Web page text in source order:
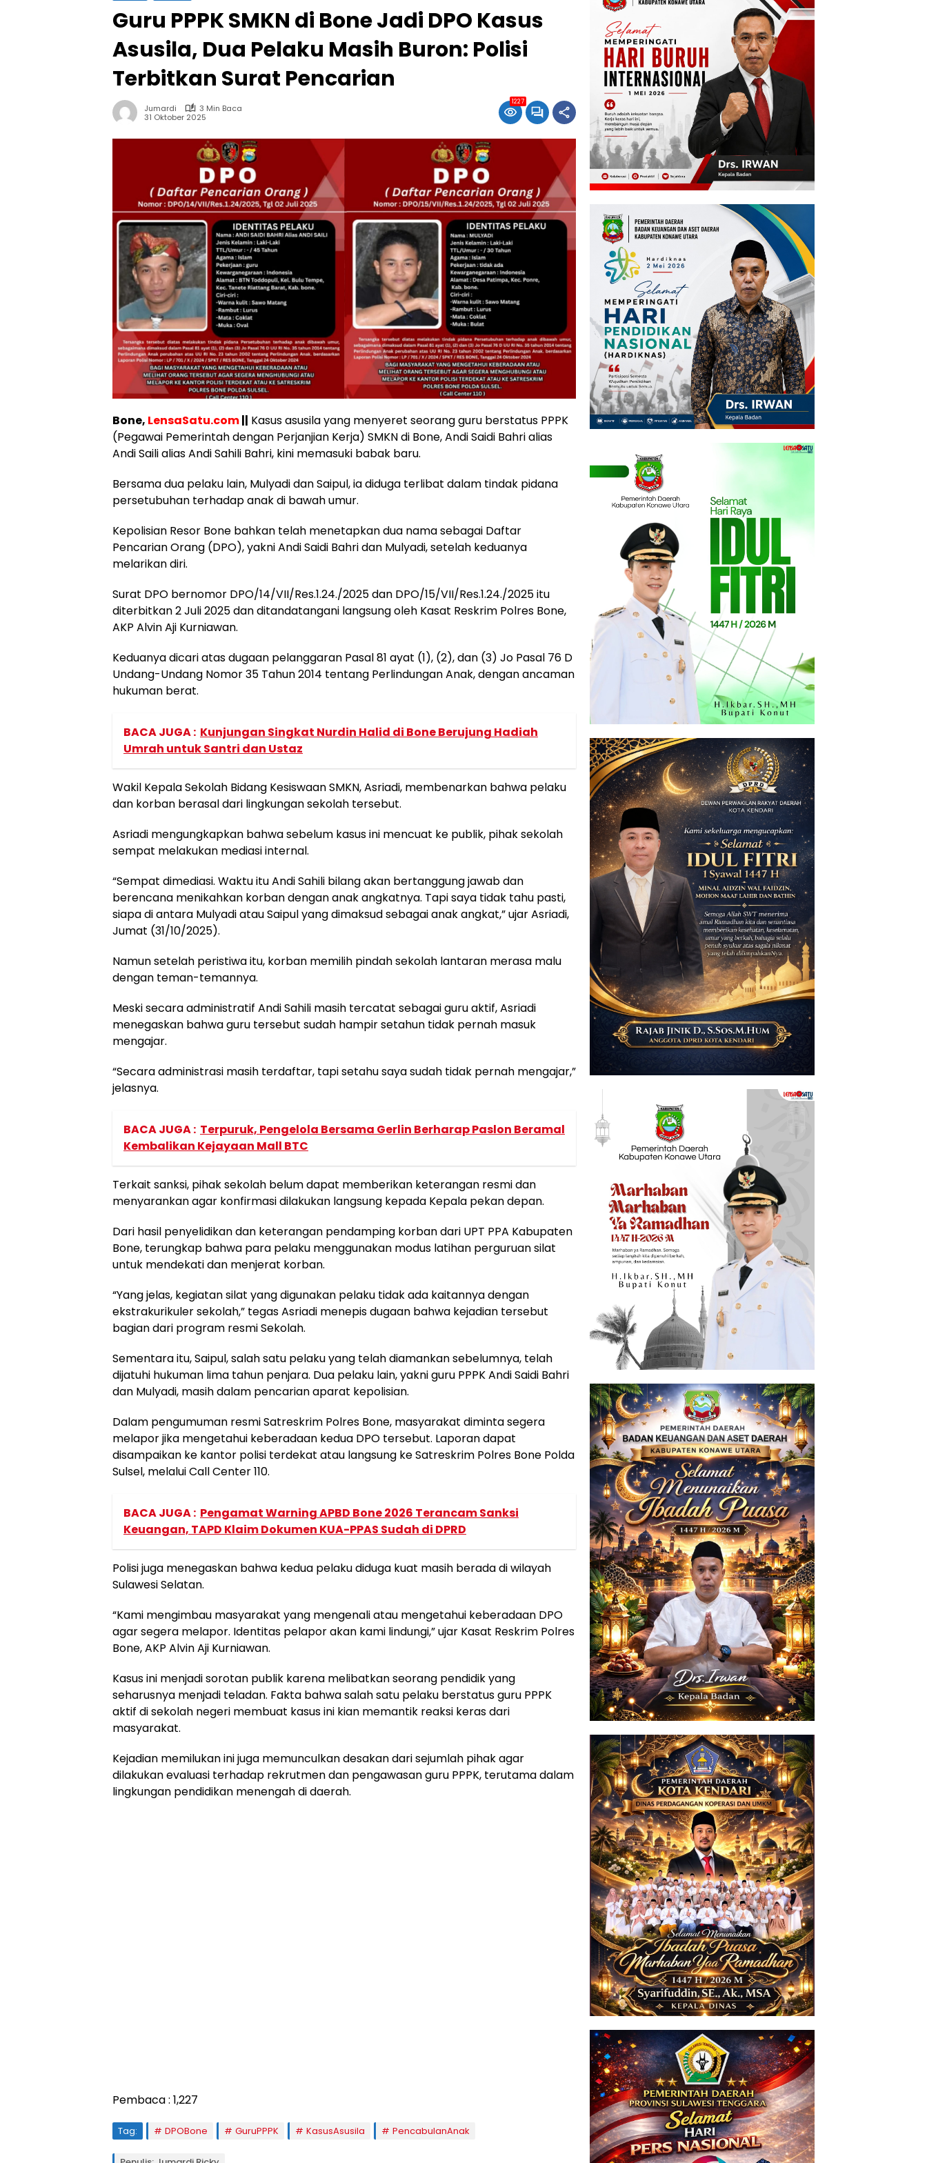
Guru PPPK SMKN di Bone Jadi DPO Kasus
Asusila, Dua Pelaku Masih Buron: Polisi
Terbitkan Surat Pencarian
Jumardi
3 Min Baca
31 Oktober 2025
1227
Bone, LensaSatu.com|| Kasus asusila yang menyeret seorang guru berstatus PPPK
(Pegawai Pemerintah dengan Perjanjian Kerja) SMKN di Bone, Andi Saidi Bahri alias
Andi Saili alias Andi Sahili Bahri, kini memasuki babak baru.
Bersama dua pelaku lain, Mulyadi dan Saipul, ia diduga terlibat dalam tindak pidana
persetubuhan terhadap anak di bawah umur.
Kepolisian Resor Bone bahkan telah menetapkan dua nama sebagai Daftar
Pencarian Orang (DPO), yakni Andi Saidi Bahri dan Mulyadi, setelah keduanya
melarikan diri.
Surat DPO bernomor DPO/14/VII/Res.1.24./2025 dan DPO/15/VII/Res.1.24./2025 itu
diterbitkan 2 Juli 2025 dan ditandatangani langsung oleh Kasat Reskrim Polres Bone,
AKP Alvin Aji Kurniawan.
Keduanya dicari atas dugaan pelanggaran Pasal 81 ayat (1), (2), dan (3) Jo Pasal 76 D
Undang-Undang Nomor 35 Tahun 2014 tentang Perlindungan Anak, dengan ancaman
hukuman berat.
BACA JUGA : Kunjungan Singkat Nurdin Halid di Bone Berujung Hadiah
Umrah untuk Santri dan Ustaz
Wakil Kepala Sekolah Bidang Kesiswaan SMKN, Asriadi, membenarkan bahwa pelaku
dan korban berasal dari lingkungan sekolah tersebut.
Asriadi mengungkapkan bahwa sebelum kasus ini mencuat ke publik, pihak sekolah
sempat melakukan mediasi internal.
“Sempat dimediasi. Waktu itu Andi Sahili bilang akan bertanggung jawab dan
berencana menikahkan korban dengan anak angkatnya. Tapi saya tidak tahu pasti,
siapa di antara Mulyadi atau Saipul yang dimaksud sebagai anak angkat,” ujar Asriadi,
Jumat (31/10/2025).
Namun setelah peristiwa itu, korban memilih pindah sekolah lantaran merasa malu
dengan teman-temannya.
Meski secara administratif Andi Sahili masih tercatat sebagai guru aktif, Asriadi
menegaskan bahwa guru tersebut sudah hampir setahun tidak pernah masuk
mengajar.
“Secara administrasi masih terdaftar, tapi setahu saya sudah tidak pernah mengajar,”
jelasnya.
BACA JUGA : Terpuruk, Pengelola Bersama Gerlin Berharap Paslon Beramal
Kembalikan Kejayaan Mall BTC
Terkait sanksi, pihak sekolah belum dapat memberikan keterangan resmi dan
menyarankan agar konfirmasi dilakukan langsung kepada Kepala pekan depan.
Dari hasil penyelidikan dan keterangan pendamping korban dari UPT PPA Kabupaten
Bone, terungkap bahwa para pelaku menggunakan modus latihan perguruan silat
untuk mendekati dan menjerat korban.
“Yang jelas, kegiatan silat yang digunakan pelaku tidak ada kaitannya dengan
ekstrakurikuler sekolah,” tegas Asriadi menepis dugaan bahwa kejadian tersebut
bagian dari program resmi Sekolah.
Sementara itu, Saipul, salah satu pelaku yang telah diamankan sebelumnya, telah
dijatuhi hukuman lima tahun penjara. Dua pelaku lain, yakni guru PPPK Andi Saidi Bahri
dan Mulyadi, masih dalam pencarian aparat kepolisian.
Dalam pengumuman resmi Satreskrim Polres Bone, masyarakat diminta segera
melapor jika mengetahui keberadaan kedua DPO tersebut. Laporan dapat
disampaikan ke kantor polisi terdekat atau langsung ke Satreskrim Polres Bone Polda
Sulsel, melalui Call Center 110.
BACA JUGA : Pengamat Warning APBD Bone 2026 Terancam Sanksi
Keuangan, TAPD Klaim Dokumen KUA-PPAS Sudah di DPRD
Polisi juga menegaskan bahwa kedua pelaku diduga kuat masih berada di wilayah
Sulawesi Selatan.
“Kami mengimbau masyarakat yang mengenali atau mengetahui keberadaan DPO
agar segera melapor. Identitas pelapor akan kami lindungi,” ujar Kasat Reskrim Polres
Bone, AKP Alvin Aji Kurniawan.
Kasus ini menjadi sorotan publik karena melibatkan seorang pendidik yang
seharusnya menjadi teladan. Fakta bahwa salah satu pelaku berstatus guru PPPK
aktif di sekolah negeri membuat kasus ini kian memantik reaksi keras dari
masyarakat.
Kejadian memilukan ini juga memunculkan desakan dari sejumlah pihak agar
dilakukan evaluasi terhadap rekrutmen dan pengawasan guru PPPK, terutama dalam
lingkungan pendidikan menengah di daerah.
Pembaca : 1,227
Tag: DPOBone GuruPPPK KasusAsusila PencabulanAnak